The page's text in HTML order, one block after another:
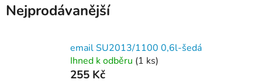
Nejprodávanější
email SU2013/1100 0,6l-šedá
Ihned k odběru (1 ks)
255 Kč